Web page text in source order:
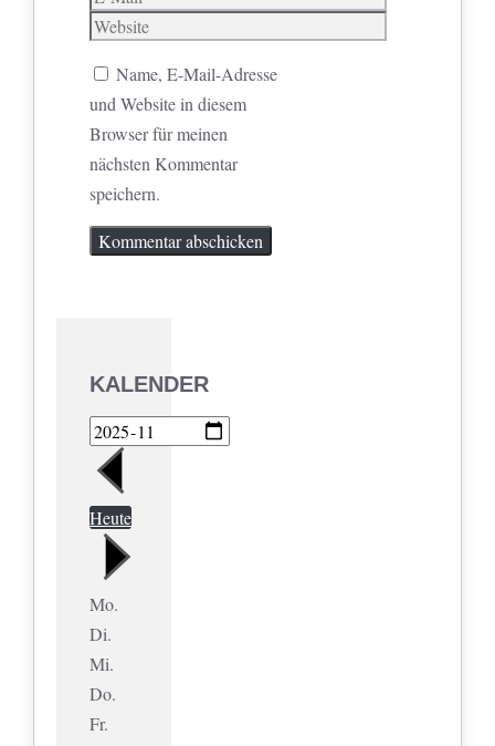
Mail
Website
Name, E-Mail-Adresse
und Website in diesem
Browser für meinen
nächsten Kommentar
speichern.
KALENDER
Heute
Mo.
Di.
Mi.
Do.
Fr.